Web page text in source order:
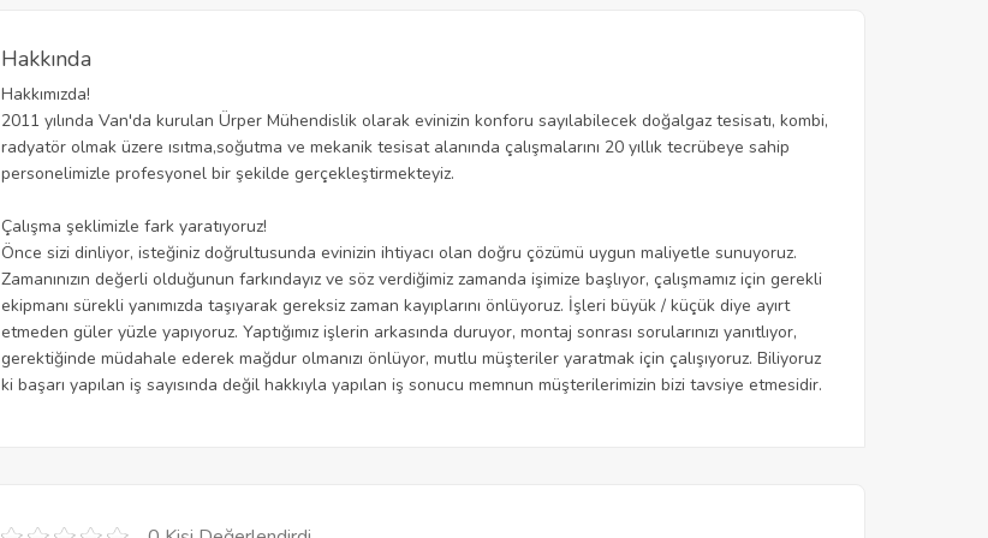
Hakkında
Hakkımızda!
2011 yılında Van'da kurulan Ürper Mühendislik olarak evinizin konforu sayılabilecek doğalgaz tesisatı, kombi,
radyatör olmak üzere ısıtma,soğutma ve mekanik tesisat alanında çalışmalarını 20 yıllık tecrübeye sahip
personelimizle profesyonel bir şekilde gerçekleştirmekteyiz.
Çalışma şeklimizle fark yaratıyoruz!
Önce sizi dinliyor, isteğiniz doğrultusunda evinizin ihtiyacı olan doğru çözümü uygun maliyetle sunuyoruz.
Zamanınızın değerli olduğunun farkındayız ve söz verdiğimiz zamanda işimize başlıyor, çalışmamız için gerekli
ekipmanı sürekli yanımızda taşıyarak gereksiz zaman kayıplarını önlüyoruz. İşleri büyük / küçük diye ayırt
etmeden güler yüzle yapıyoruz. Yaptığımız işlerin arkasında duruyor, montaj sonrası sorularınızı yanıtlıyor,
gerektiğinde müdahale ederek mağdur olmanızı önlüyor, mutlu müşteriler yaratmak için çalışıyoruz. Biliyoruz
ki başarı yapılan iş sayısında değil hakkıyla yapılan iş sonucu memnun müşterilerimizin bizi tavsiye etmesidir.